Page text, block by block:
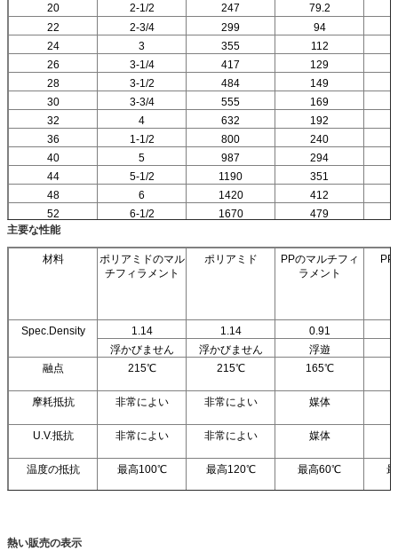
20
2-1/2 247
79.2
22
2-3/4 299
94
24
3 355
112
26
3-1/4 417
129
28
3-1/2 484
149
30
3-3/4 555
169
32
4 632
192
36
1-1/2 800
240
40
5 987
294
44
5-1/2 1190 351
48
6 1420 412
52
6-1/2 1670 479
主要な性能
材料
ポリアミドのマル
チフィラメント
ポリアミド
PPのマルチフィ
ラメント
PP
Spec.Density 1.14 1.14 0.91
浮かびません
浮かびません 浮遊
融点
215℃ 215℃ 165℃
摩耗抵抗 非常によい 非常によい 媒体
U.V.抵抗 非常によい 非常によい 媒体
温度の抵抗 最高100℃ 最高120℃ 最高60℃
熱い販売の表示